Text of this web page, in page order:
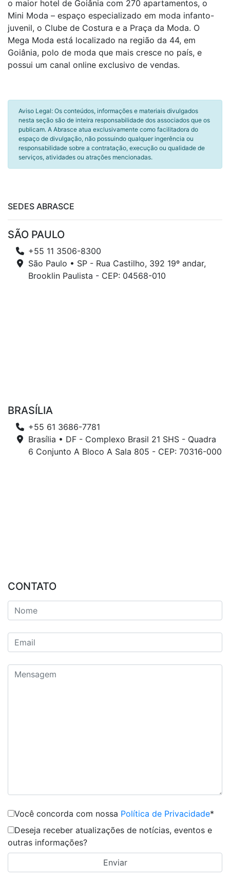
o maior hotel de Goiânia com 270 apartamentos, o
Mini Moda – espaço especializado em moda infanto-
juvenil, o Clube de Costura e a Praça da Moda. O
Mega Moda está localizado na região da 44, em
Goiânia, polo de moda que mais cresce no país, e
possui um canal online exclusivo de vendas.
Aviso Legal: Os conteúdos, informações e materiais divulgados
nesta seção são de inteira responsabilidade dos associados que os
publicam. A Abrasce atua exclusivamente como facilitadora do
espaço de divulgação, não possuindo qualquer ingerência ou
responsabilidade sobre a contratação, execução ou qualidade de
serviços, atividades ou atrações mencionadas.
SEDES ABRASCE
SÃO PAULO
+55 11 3506-8300
São Paulo • SP - Rua Castilho, 392 19º andar,
Brooklin Paulista - CEP: 04568-010
BRASÍLIA
+55 61 3686-7781
Brasília • DF - Complexo Brasil 21 SHS - Quadra
6 Conjunto A Bloco A Sala 805 - CEP: 70316-000
CONTATO
Você concorda com nossa Política de Privacidade*
Deseja receber atualizações de notícias, eventos e
outras informações?